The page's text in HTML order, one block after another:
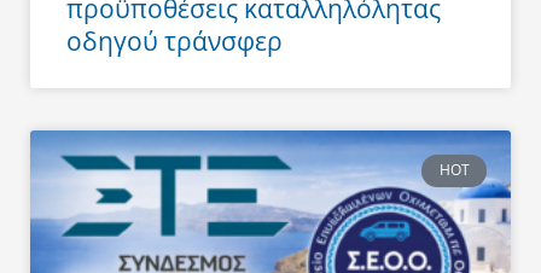
προϋποθέσεις καταλληλόλητας
οδηγού τράνσφερ
HOT